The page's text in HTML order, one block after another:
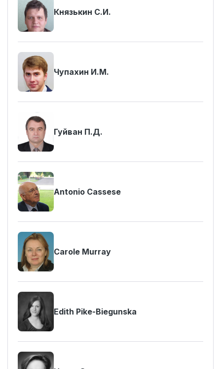
Князькин С.И.
Чупахин И.М.
Гуйван П.Д.
Antonio Cassese
Carole Murray
Edith Pike-Biegunska